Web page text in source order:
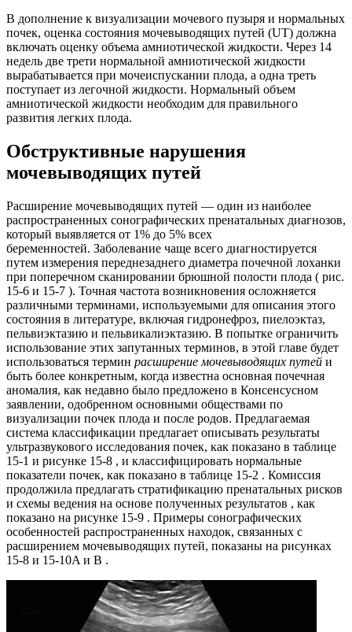
В дополнение к визуализации мочевого пузыря и нормальных
почек, оценка состояния мочевыводящих путей (UT) должна
включать оценку объема амниотической жидкости. Через 14
недель две трети нормальной амниотической жидкости
вырабатывается при мочеиспускании плода, а одна треть
поступает из легочной жидкости. Нормальный объем
амниотической жидкости необходим для правильного
развития легких плода.
Обструктивные нарушения
мочевыводящих путей
Расширение мочевыводящих путей — один из наиболее
распространенных сонографических пренатальных диагнозов,
который выявляется от 1% до 5% всех
беременностей. Заболевание чаще всего диагностируется
путем измерения переднезаднего диаметра почечной лоханки
при поперечном сканировании брюшной полости плода ( рис.
15-6 и 15-7 ). Точная частота возникновения осложняется
различными терминами, используемыми для описания этого
состояния в литературе, включая гидронефроз, пиелоэктаз,
пельвиэктазию и пельвикалиэктазию. В попытке ограничить
использование этих запутанных терминов, в этой главе будет
использоваться термин расширение мочевыводящих путей и
быть более конкретным, когда известна основная почечная
аномалия, как недавно было предложено в Консенсусном
заявлении, одобренном основными обществами по
визуализации почек плода и после родов. Предлагаемая
система классификации предлагает описывать результаты
ультразвукового исследования почек, как показано в таблице
15-1 и рисунке 15-8 , и классифицировать нормальные
показатели почек, как показано в таблице 15-2 . Комиссия
продолжила предлагать стратификацию пренатальных рисков
и схемы ведения на основе полученных результатов , как
показано на рисунке 15-9 . Примеры сонографических
особенностей распространенных находок, связанных с
расширением мочевыводящих путей, показаны на рисунках
15-8 и 15-10A и B .